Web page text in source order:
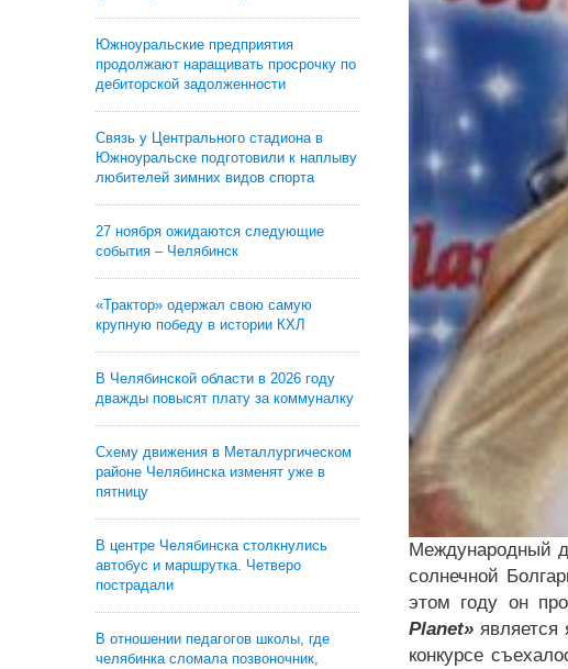
Южноуральские предприятия
продолжают наращивать просрочку по
дебиторской задолженности
Связь у Центрального стадиона в
Южноуральске подготовили к наплыву
любителей зимних видов спорта
27 ноября ожидаются следующие
события – Челябинск
«Трактор» одержал свою самую
крупную победу в истории КХЛ
В Челябинской области в 2026 году
дважды повысят плату за коммуналку
Схему движения в Металлургическом
районе Челябинска изменят уже в
пятницу
В центре Челябинска столкнулись
автобус и маршрутка. Четверо
пострадали
В отношении педагогов школы, где
челябинка сломала позвоночник,
Международный
солнечной
этом году он
Planet»
конкурсе